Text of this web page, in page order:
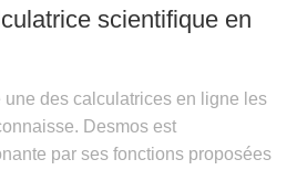
scientifique en
une des calculatrices en ligne les
Desmos est
par ses fonctions proposées